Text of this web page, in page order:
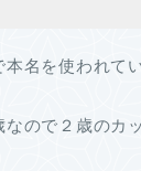
名を使われて
ので２歳のカ